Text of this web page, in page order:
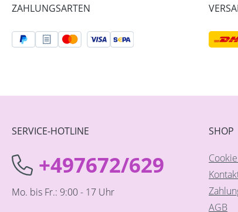
ZAHLUNGSARTEN
SERVICE-HOTLINE
+497672/629
Mo. bis Fr.: 9:00 - 17 Uhr
SHOP
AGB